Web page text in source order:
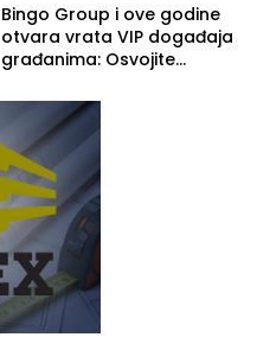
Bingo Group i ove godine
otvara vrata VIP događaja
građanima: Osvojite
Graše